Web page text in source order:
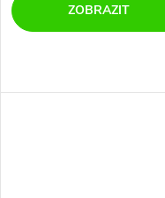
ZOBRAZIT